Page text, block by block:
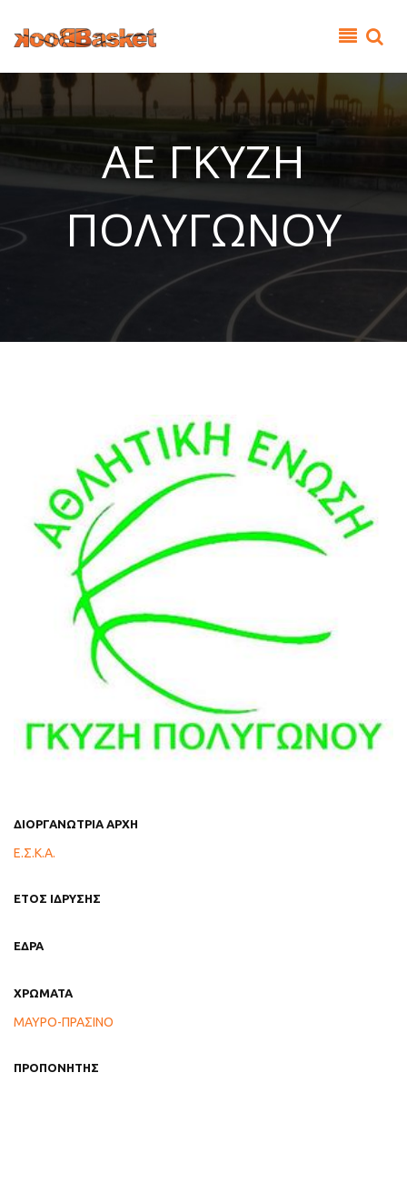
ΑΕ ΓΚΥΖΗ
ΠΟΛΥΓΩΝΟΥ
ΔΙΟΡΓΑΝΩΤΡΙΑ ΑΡΧΗ
Ε.Σ.Κ.Α.
ΕΤΟΣ ΙΔΡΥΣΗΣ
ΕΔΡΑ
ΧΡΩΜΑΤΑ
ΜΑΥΡΟ-ΠΡΑΣΙΝΟ
ΠΡΟΠΟΝΗΤΗΣ